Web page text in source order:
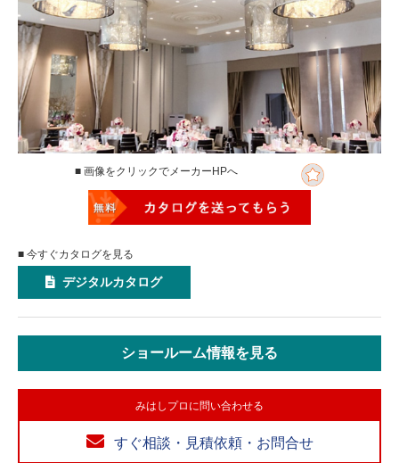
■ 画像をクリックでメーカーHPへ
■ 今すぐカタログを見る
デジタルカタログ
ショールーム情報を見る
みはしプロに問い合わせる
すぐ相談・見積依頼・お問合せ